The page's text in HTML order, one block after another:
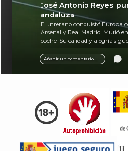
Añadir un comentario ...
José Antonio Reyes:
andaluza
El utrerano conquistó Europa
Arsenal y Real Madrid. Murió
coche. Su calidad y alegría